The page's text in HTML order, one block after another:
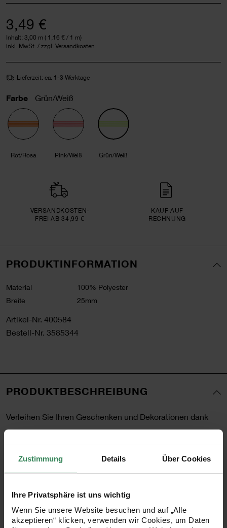
Zustimmung Details Über Cookies
Ihre Privatsphäre ist uns wichtig
Wenn Sie unsere Website besuchen und auf „Alle
akzeptieren“ klicken, verwenden wir Cookies, um Daten
3,49 €
Inhalt: 3,00 m ( 1,16 € / 1 m)
inkl. MwSt. / zzgl. Versandkosten
Lieferzeit: ca. 1-3 Werktage
Farbe Grün/Weiß
Rot/Rosa Pink/Weiß Grün/Weiß
VERSAND­KOSTEN­
FREI AB 34,99 €
KAUF AUF
RECHNUNG
PRODUKTINFORMATION
Material
100% Polyester
Breite
25mm
Artikel-Nr. 400584
Bestell-Nr. 3585344
PRODUKTBESCHREIBUNG
Verleihen Sie Ihren Geschenken und Dekorationen dank
des vielseitig verwendbaren Webbands eine persönliche
Note. Die bunten Streifenkombinationen passen perfekt zu
vielen Anlässen.
- Streifenband mit vielen Verwendungsmöglichkeiten mit
Neon-Akzenten